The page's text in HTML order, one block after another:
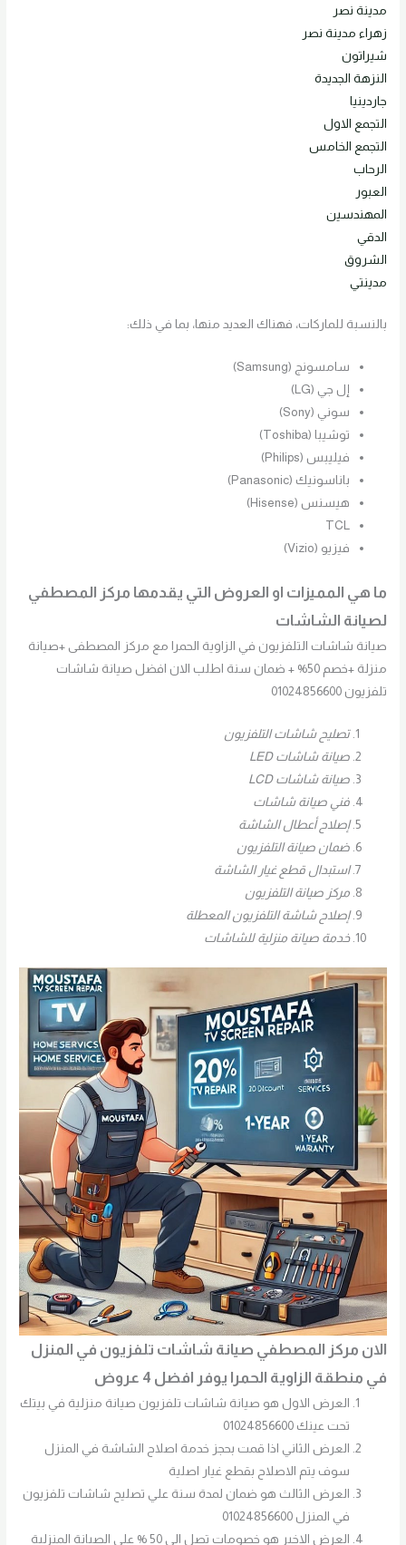
مدينة نصر
زهراء مدينة نصر
شيراتون
النزهة الجديدة
جاردينيا
التجمع الاول
التجمع الخامس
الرحاب
العبور
المهندسين
الدقي
الشروق
مدينتي
بالنسبة للماركات، فهناك العديد منها، بما في ذلك:
سامسونج (Samsung)
إل جي (LG)
سوني (Sony)
توشيبا (Toshiba)
فيليبس (Philips)
باناسونيك (Panasonic)
هيسنس (Hisense)
TCL
فيزيو (Vizio)
ما هي المميزات او العروض التي يقدمها مركز المصطفي
لصيانة الشاشات
صيانة شاشات التلفزيون في الزاوية الحمرا مع مركز المصطفى +صيانة
منزلة +خصم 50% + ضمان سنة اطلب الان افضل صيانة شاشات
تلفزيون 01024856600
تصليح شاشات التلفزيون
صيانة شاشات LED
صيانة شاشات LCD
فني صيانة شاشات
إصلاح أعطال الشاشة
ضمان صيانة التلفزيون
استبدال قطع غيار الشاشة
مركز صيانة التلفزيون
إصلاح شاشة التلفزيون المعطلة
خدمة صيانة منزلية للشاشات
الان مركز المصطفي صيانة شاشات تلفزيون في المنزل
في منطقة الزاوية الحمرا يوفر افضل 4 عروض
العرض الاول هو صيانة شاشات تلفزيون صيانة منزلية في بيتك
تحت عينك 01024856600
العرض الثاني اذا قمت بحجز خدمة اصلاح الشاشة في المنزل
سوف يتم الاصلاح بقطع غيار اصلية
العرض الثالث هو ضمان لمدة سنة علي تصليح شاشات تلفزيون
في المنزل 01024856600
العرض الاخير هو خصومات تصل الي 50 % علي الصيانة المنزلية